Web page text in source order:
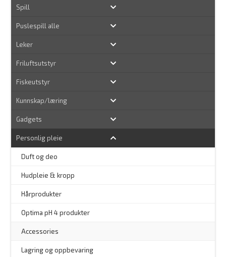
Spill
Puslespill alle
Leker
Friluftsutstyr
Fiskeutstyr
Kunnskap/læring
Gadgets
Personlig pleie
Duft og deo
Hudpleie & kropp
Hårprodukter
Optima pH 4 produkter
Accessories
Lagring og oppbevaring